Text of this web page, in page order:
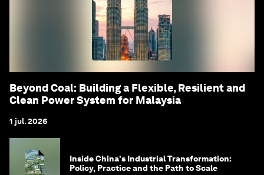
Beyond Coal: Building a Flexible, Resilient and
Clean Power System for Malaysia
1 jul. 2026
Inside China's Industrial Transformation:
Policy, Practice and the Path to Scale